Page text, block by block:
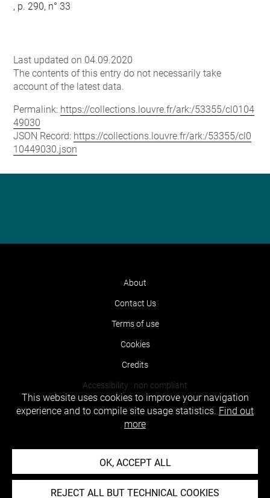
, p. 290, n° 33
Last updated on 04.09.2020
The contents of this entry do not necessarily take
account of the latest data.
Permalink: https://collections.louvre.fr/ark:/53355/cl0104
49030
JSON Record: https://collections.louvre.fr/ark:/53355/cl0
10449030.json
About
Contact Us
Terms of use
Cookies
Credits
Accessibility : non compliant
This website uses cookies to improve your navigation
experience and to compile site usage statistics. Find out
more
OK, ACCEPT ALL
REJECT ALL BUT TECHNICAL COOKIES